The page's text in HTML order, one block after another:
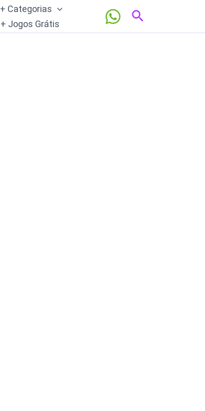
+ Categorias
+ Jogos Grátis
Pesquisar